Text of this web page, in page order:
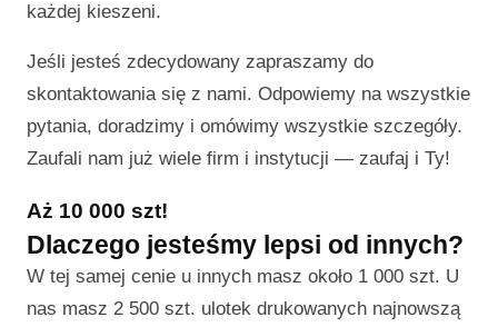
każdej kieszeni.
Jeśli jesteś zdecydowany zapraszamy do
skontaktowania się z nami. Odpowiemy na wszystkie
pytania, doradzimy i omówimy wszystkie szczegóły.
Zaufali nam już wiele firm i instytucji — zaufaj i Ty!
Aż 10 000 szt!
Dlaczego jesteśmy lepsi od innych?
W tej samej cenie u innych masz około 1 000 szt. U
nas masz 2 500 szt. ulotek drukowanych najnowszą